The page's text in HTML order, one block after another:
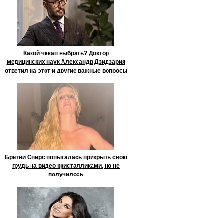
Какой чекап выбрать? Доктор
медицинских наук Александр Дзидзария
ответил на этот и другие важные вопросы
Бритни Спирс попыталась прикрыть свою
грудь на видео кристалликами, но не
получилось